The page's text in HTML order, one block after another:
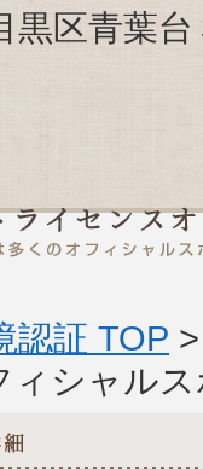
黒区青葉
認証 TOP
シャルス